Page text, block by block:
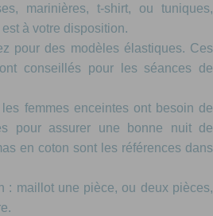
marinières, t-shirt, ou tuniques,
à votre disposition.
pour des modèles élastiques. Ces
conseillés pour les séances de
femmes enceintes ont besoin de
pour assurer une bonne nuit de
en coton sont les références dans
: maillot une pièce, ou deux pièces,